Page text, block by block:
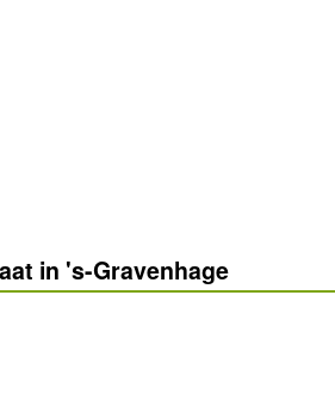
in 's-Gravenhage